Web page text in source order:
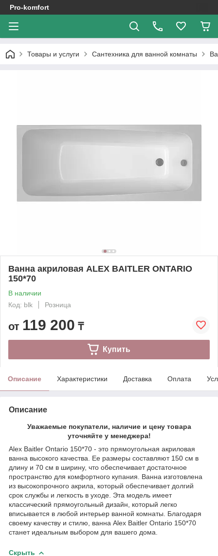
Pro-komfort
Товары и услуги Сантехника для ванной комнаты
Ванна акриловая ALEX BAITLER ONTARIO
150*70
В наличии
Код: blk
Розница
от 119 200 ₸
Купить
Описание Характеристики Доставка Оплата
Описание
Уважаемые покупатели, наличие и цену товара
уточняйте у менеджера!
Alex Baitler Ontario 150*70 - это прямоугольная акриловая
ванна высокого качества. Ее размеры составляют 150 см в
длину и 70 см в ширину, что обеспечивает достаточное
пространство для комфортного купания. Ванна изготовлена
из высокопрочного акрила, который обеспечивает долгий
срок службы и легкость в уходе. Эта модель имеет
классический прямоугольный дизайн, который легко
вписывается в любой интерьер ванной комнаты. Благодаря
своему качеству и стилю, ванна Alex Baitler Ontario 150*70
станет идеальным выбором для вашего дома.
Скрыть